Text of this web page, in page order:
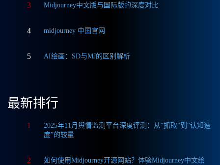
3 Midjourney中文版与国际版的深度对比
4 midjourney 中国官网
5 AI绘画：SD与MJ的区别解析
最新排行
1
2025年11月舆情监测平台深度评测：从“抓取”到“认知速
度”的较量
2
如何使用Midjourney开源网站？体验Midjourney中文绘